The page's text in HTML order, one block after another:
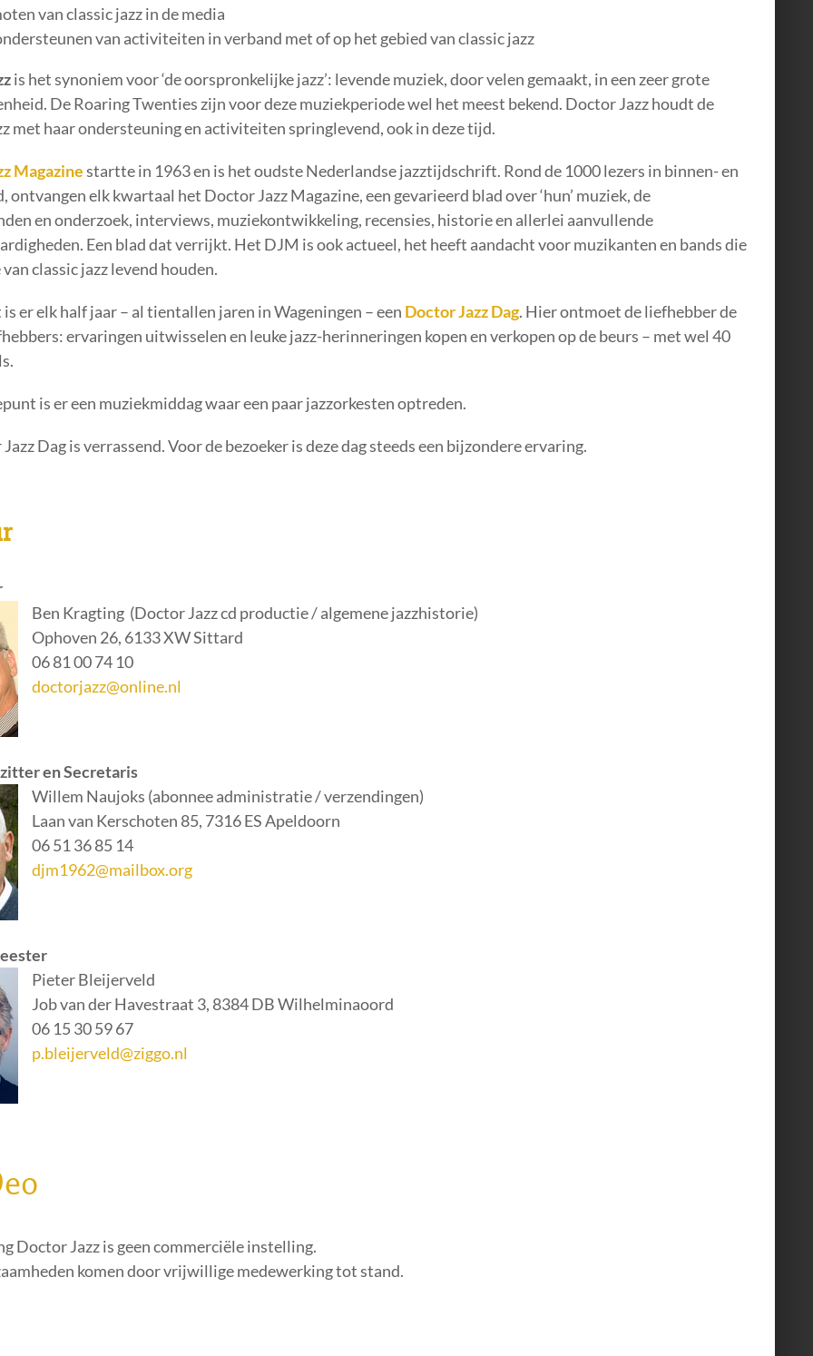
van classic jazz in de media
van activiteiten in verband met of op het gebied van classic jazz
is het synoniem voor ‘de oorspronkelijke jazz’: levende muziek, door velen gemaakt, in een zeer grote
De Roaring Twenties zijn voor deze muziekperiode wel het meest bekend. Doctor Jazz houdt de
met haar ondersteuning en activiteiten springlevend, ook in deze tijd.
Magazinestartte in 1963 en is het oudste Nederlandse jazztijdschrift. Rond de 1000 lezers in binnen- en
ontvangen elk kwartaal het Doctor Jazz Magazine, een gevarieerd blad over ‘hun’ muziek, de
en onderzoek, interviews, muziekontwikkeling, recensies, historie en allerlei aanvullende
Een blad dat verrijkt. Het DJM is ook actueel, het heeft aandacht voor muzikanten en bands die
classic jazz levend houden.
er elk half jaar – al tientallen jaren in Wageningen – een Doctor Jazz Dag. Hier ontmoet de liefhebber de
ervaringen uitwisselen en leuke jazz-herinneringen kopen en verkopen op de beurs – met wel 40
is er een muziekmiddag waar een paar jazzorkesten optreden.
Dag is verrassend. Voor de bezoeker is deze dag steeds een bijzondere ervaring.
Ben Kragting (Doctor Jazz cd productie / algemene jazzhistorie)
Ophoven 26, 6133 XW Sittard
06 81 00 74 10
doctorjazz@online.nl
en Secretaris
Willem Naujoks (abonnee administratie / verzendingen)
Laan van Kerschoten 85, 7316 ES Apeldoorn
06 51 36 85 14
djm1962@mailbox.org
Pieter Bleijerveld
Job van der Havestraat 3, 8384 DB Wilhelminaoord
06 15 30 59 67
p.bleijerveld@ziggo.nl
Doctor Jazz is geen commerciële instelling.
komen door vrijwillige medewerking tot stand.